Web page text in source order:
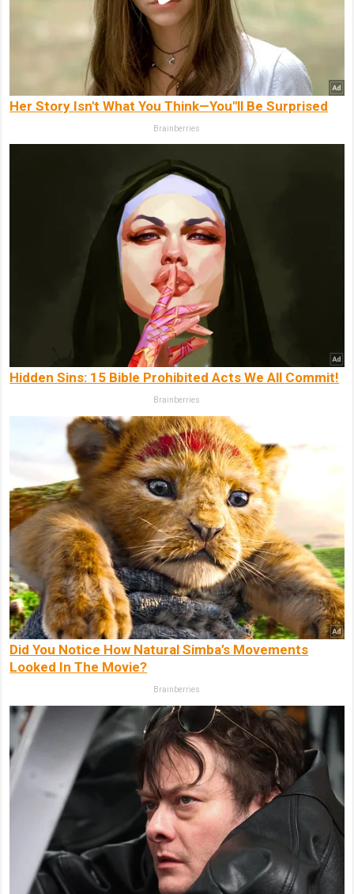
Her Story Isn't What You Think—You''ll Be Surprised
Brainberries
Hidden Sins: 15 Bible Prohibited Acts We All Commit!
Brainberries
Did You Notice How Natural Simba’s Movements
Looked In The Movie?
Brainberries